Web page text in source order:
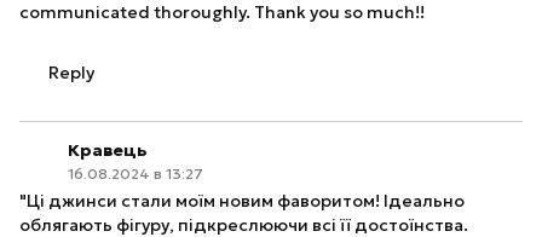
communicated thoroughly. Thank you so much!!
Reply
Кравець
16.08.2024 в 13:27
"Ці джинси стали моїм новим фаворитом! Ідеально
облягають фігуру, підкреслюючи всі її достоїнства.